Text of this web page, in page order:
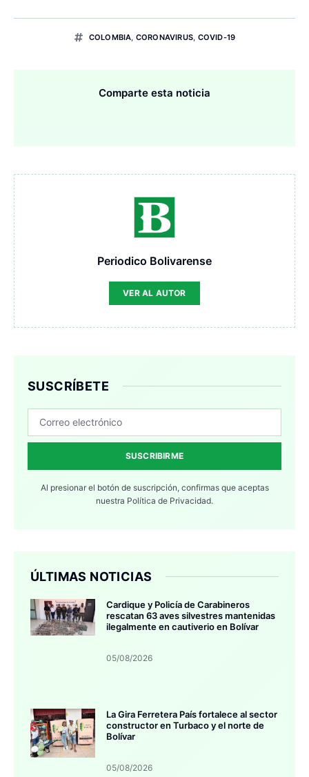
COLOMBIA, CORONAVIRUS, COVID-19
Comparte esta noticia
Periodico Bolivarense
VER AL AUTOR
SUSCRÍBETE
SUSCRIBIRME
Al presionar el botón de suscripción, confirmas que aceptas
nuestra Política de Privacidad.
ÚLTIMAS NOTICIAS
Cardique y Policía de Carabineros
rescatan 63 aves silvestres mantenidas
ilegalmente en cautiverio en Bolívar
05/08/2026
La Gira Ferretera País fortalece al sector
constructor en Turbaco y el norte de
Bolívar
05/08/2026